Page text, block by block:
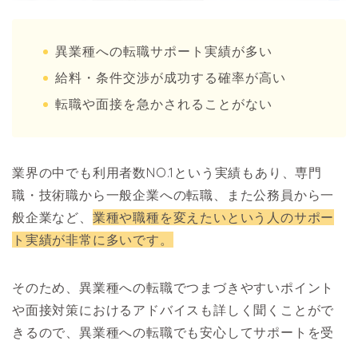
異業種への転職サポート実績が多い
給料・条件交渉が成功する確率が高い
転職や面接を急かされることがない
業界の中でも利用者数NO.1という実績もあり、専門
職・技術職から一般企業への転職、また公務員から一
般企業など、 業種や職種を変えたいという人のサポー
ト実績が非常に多いです。
そのため、異業種への転職でつまづきやすいポイント
や面接対策におけるアドバイスも詳しく聞くことがで
きるので、異業種への転職でも安心してサポートを受